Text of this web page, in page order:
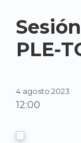
PLE-
4 agosto 2023
12:00